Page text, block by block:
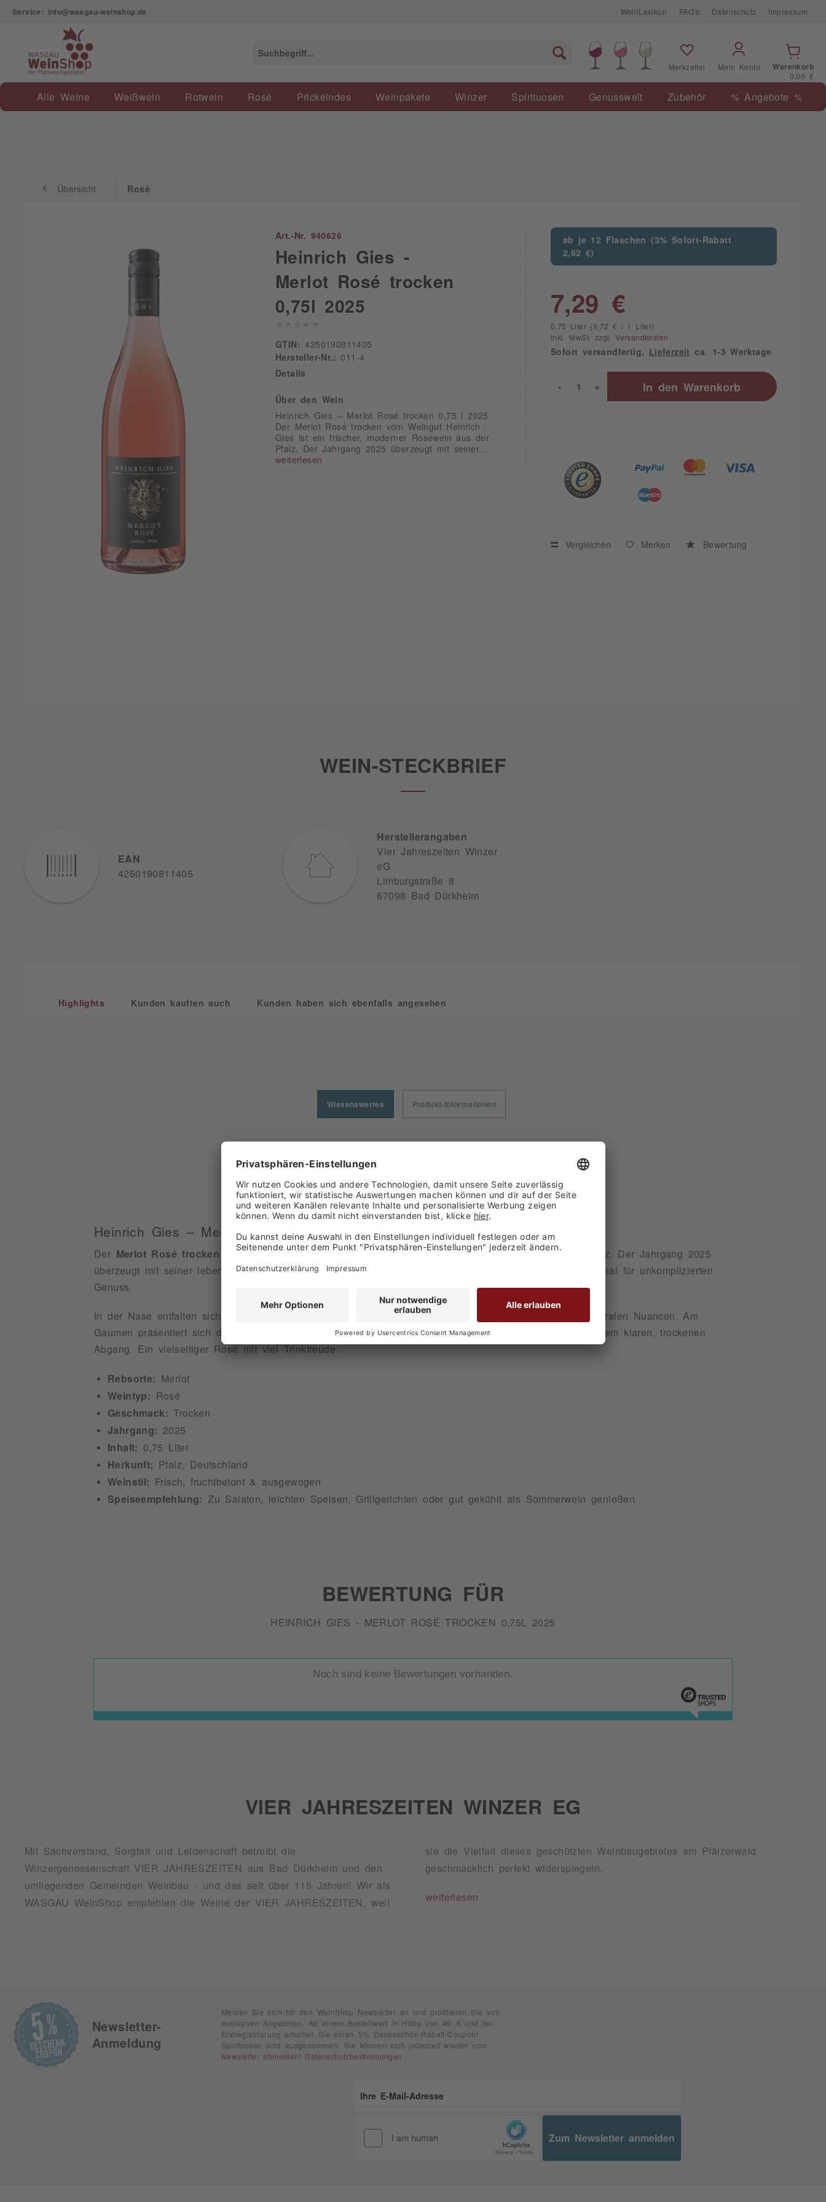
Service: info@wasgau-weinshop.de WeinLexikon FAQ's Datenschutz Impressum
Merkzettel Mein Konto
Warenkorb
0,00 €
Alle Weine Weißwein Rotwein Rosé Prickelndes Weinpakete Winzer Spirituosen Genusswelt Zubehör % Angebote %
Übersicht Rosé
Übersicht Rosé
Art.-Nr. 940626
Heinrich Gies -
Merlot Rosé trocken
0,75l 2025
GTIN:
4250190811405
Hersteller-Nr.:
011-4
Details
Über den Wein
Heinrich Gies – Merlot Rosé trocken 0,75 l 2025
Der Merlot Rosé trocken vom Weingut Heinrich
Gies ist ein frischer, moderner Roséwein aus der
Pfalz. Der Jahrgang 2025 überzeugt mit seiner...
weiterlesen
ab je 12 Flaschen (3% Sofort-Rabatt
2,62 €)
7,29 €
0.75 Liter (9,72 € / 1 Liter)
inkl. MwSt. zzgl. Versandkosten
Sofort versandfertig, Lieferzeit ca. 1-3 Werktage
+
- In den Warenkorb
Vergleichen Merken Bewertung
WEIN-STECKBRIEF
EAN
4250190811405
Herstellerangaben
Vier Jahreszeiten Winzer
eG
Limburgstraße 8
67098 Bad Dürkheim
Highlights Kunden kauften auch Kunden haben sich ebenfalls angesehen
Wissenswertes Produkt-Informationen
WISSENSWERTES ZUM PRODUKT
HEINRICH GIES - MERLOT ROSÉ TROCKEN 0,75L 2025
Heinrich Gies – Merlot Rosé trocken 0,75 l 2025
Der Merlot Rosé trocken vomWeingut Heinrich Gies
ist ein frischer, moderner Roséwein aus der Pfalz. Der Jahrgang 2025
überzeugt mit seiner lebendigen Fruchtigkeit, klaren Struktur und einer angenehm trockenen Stilistik – ideal für unkomplizierten
Genuss.
In der Nase entfalten sich Aromen von Erdbeeren, Himbeeren und roten Beeren, begleitet von feinen floralen Nuancen. Am
Gaumen präsentiert sich der Rosé saftig, frisch und ausgewogen, mit einer harmonischen Säure und einem klaren, trockenen
Abgang. Ein vielseitiger Rosé mit viel Trinkfreude.
Rebsorte:
Merlot
Weintyp: Rosé
Geschmack: Trocken
Jahrgang:
2025
Inhalt:
0,75 Liter
Herkunft:
Pfalz, Deutschland
Weinstil:
Frisch, fruchtbetont & ausgewogen
Speiseempfehlung:
Zu Salaten, leichten Speisen, Grillgerichten oder gut gekühlt als Sommerwein genießen
BEWERTUNG FÜR
HEINRICH GIES - MERLOT ROSÉ TROCKEN 0,75L 2025
Noch sind keine Bewertungen vorhanden.
VIER JAHRESZEITEN WINZER EG
Mit Sachverstand, Sorgfalt und Leidenschaft betreibt die
Winzergenossenschaft VIER JAHRESZEITEN aus Bad Dürkheim und den
umliegenden Gemeinden Weinbau - und das seit über 115 Jahren! Wir als
WASGAU WeinShop empfehlen die Weine der VIER JAHRESZEITEN, weil
sie die Vielfalt dieses geschützten Weinbaugebietes am Pfälzerwald
geschmacklich perfekt widerspiegeln.
weiterlesen
Newsletter-
Anmeldung
Melden Sie sich für den WeinShop Newsletter an und profitieren Sie von
exklusiven Angeboten. Ab einem Bestellwert in Höhe von 49,-€ und bei
Erstregistrierung erhalten Sie einen 5% Dankeschön-Rabatt-Coupon!
Spirituosen sind ausgenommen. Sie können sich jederzeit wieder vom
Newsletter abmelden ! Datenschutzbestimmungen
Zum Newsletter anmelden